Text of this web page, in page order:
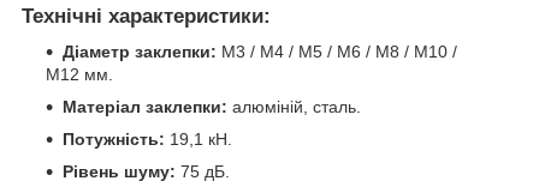
Технічні характеристики:
Діаметр заклепки: М3 / М4 / М5 / М6 / М8 / М10 /
М12 мм.
Матеріал заклепки: алюміній, сталь.
Потужність: 19,1 кН.
Рівень шуму: 75 дБ.